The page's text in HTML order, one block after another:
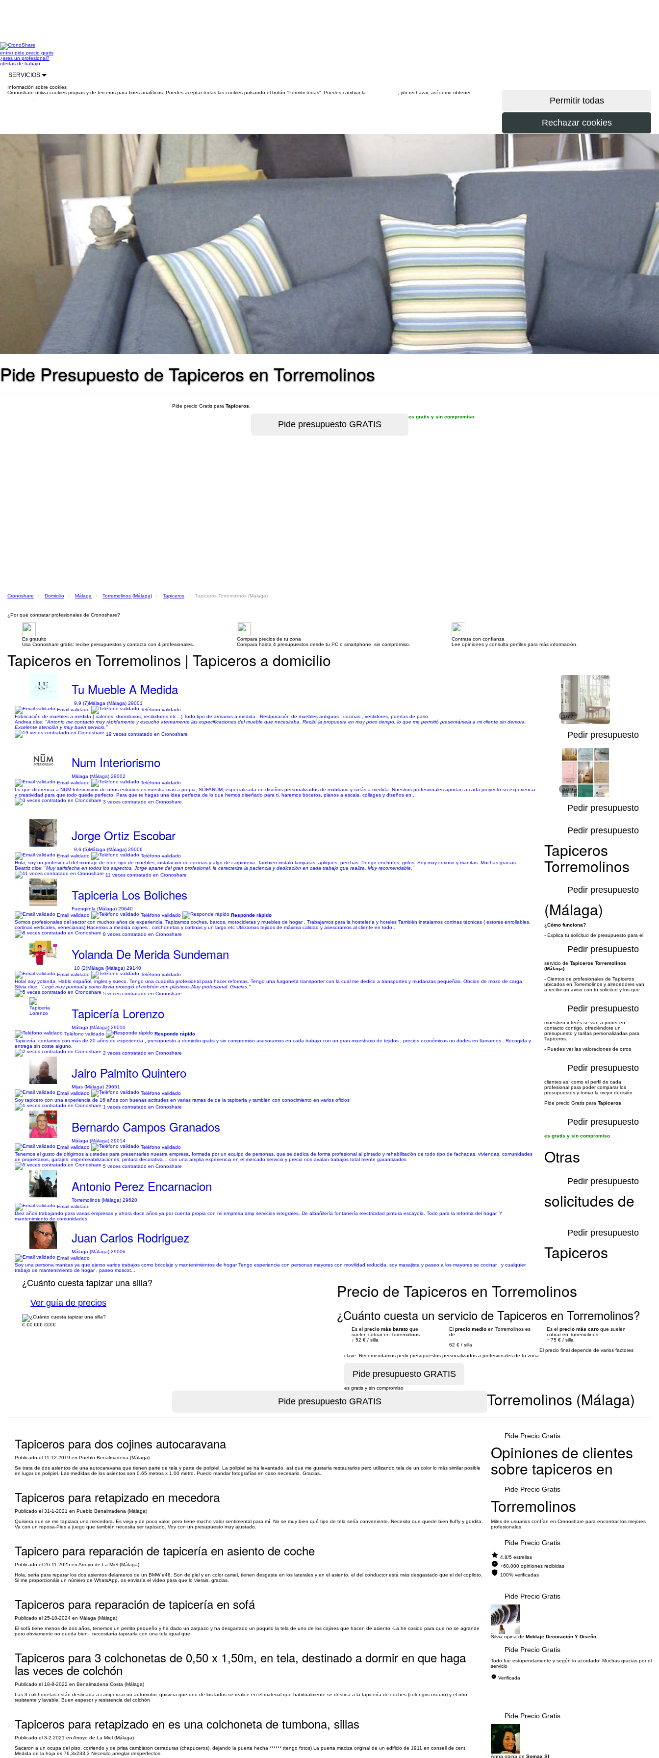
entrarpide precio gratis
¿eres un profesional?
ofertas de trabajo
SERVICIOS
Información sobre cookies
Cronoshare utiliza cookies propias y de terceros para fines analíticos. Puedes aceptar todas las cookies pulsando el botón “Permitir todas”. Puedes cambiar la
, y/o rechazar, así como obtener
Pide Presupuesto de Tapiceros en Torremolinos
Pide precio Gratis para Tapiceros
es gratis y sin compromiso
Cronoshare Domicilio Málaga Torremolinos (Málaga) Tapiceros Tapiceros Torremolinos (Málaga)
¿Por qué contratar profesionales de Cronoshare?
Es gratuito
Usa Cronoshare gratis: recibe presupuestos y contacta con 4 profesionales.
Compara precios de tu zona
Compara hasta 4 presupuestos desde tu PC o smartphone, sin compromiso.
Contrata con confianza
Lee opiniones y consulta perfiles para más información.
Tapiceros en Torremolinos | Tapiceros a domicilio
Tu Mueble A Medida
9,9 (7)Málaga (Málaga) 29001
Email validado
Teléfono validado
Fabricación de muebles a medida ( salones, dormitorios, recibidores etc...) Todo tipo de armarios a medida . Restauración de muebles antiguos , cocinas , vestidores, puertas de paso
Andrea dice: "Antonio me contactó muy rápidamente y escuchó atentamente las especificaciones del mueble que necesitaba. Recibí la propuesta en muy poco tiempo, lo que me permitió presentársela a mi cliente sin demora.
Excelente atención y muy buen servicio."
19 veces contratado en Cronoshare
1/72
Pedir presupuesto
Num Interiorismo
Málaga (Málaga) 29002
Email validado
Teléfono validado
Lo que diferencia a NUM Interiorismo de otros estudios es nuestra marca propia, SÓFANUM, especializada en diseños personalizados de mobiliario y sofás a medida. Nuestros profesionales aportan a cada proyecto su experiencia
y creatividad para que todo quede perfecto. Para que te hagas una idea perfecta de lo que hemos diseñado para ti, haremos bocetos, planos a escala, collages y diseños en...
3 veces contratado en Cronoshare
1/19
Pedir presupuesto
Jorge Ortiz Escobar
9,6 (5)Málaga (Málaga) 29006
Email validado
Teléfono validado
Hola, soy un profesional del montaje de todo tipo de muebles, instalacion de cocinas y algo de carpinteria. Tambien instalo lamparas, apliques, perchas. Pongo enchufes, grifos. Soy muy curioso y manitas. Muchas gracias.
Beatriz dice: "Muy satisfecha en todos los aspectos. Jorge aparte del gran profesional, le caracteriza la paciencia y dedicación en cada trabajo que realiza. Muy recomendable."
11 veces contratado en Cronoshare
Pedir presupuesto
Tapiceria Los Boliches
Fuengirola (Málaga) 29640
Email validado
Teléfono validado
Responde rápido
Somos profesionales del sector con muchos años de experiencia. Tapizamos coches, barcos, motocicletas y muebles de hogar . Trabajamos para la hostelería y hoteles También instalamos cortinas técnicas ( estores enrollables,
cortinas verticales, venecianas) Hacemos a medida cojines , colchonetas y cortinas y un largo etc Utilizamos tejidos de máxima calidad y asesoramos al cliente en todo...
8 veces contratado en Cronoshare
Pedir presupuesto
Yolanda De Merida Sundeman
10 (2)Málaga (Málaga) 29140
Email validado
Teléfono validado
Hola! soy yolanda. Hablo español, ingles y sueco. Tengo una cuadrilla profesional para hacer reformas. Tengo una furgoneta transporter con la cual me dedico a transportes y mudanzas pequeñas. Obcion de mozo de carga.
Silvia dice: "Legó muy puntual y como llovía protegió el colchón con plásticos.Muy profesional. Gracias."
5 veces contratado en Cronoshare
Pedir presupuesto
Tapicería Lorenzo
Málaga (Málaga) 29010
Teléfono validado
Responde rápido
Tapicería, contamos con más de 20 años de experiencia , presupuesto a domicilio gratis y sin compromiso asesoramos en cada trabajo con un gran muestrario de tejidos , precios económicos no dudes en llamarnos . Recogida y
entrega sin coste alguno.
2 veces contratado en Cronoshare
Pedir presupuesto
Jairo Palmito Quintero
Mijas (Málaga) 29651
Email validado
Teléfono validado
Soy tapicero con una experiencia de 16 años con buenas actitudes en varias ramas de de la tapicería y también con conocimiento en varios oficios
1 veces contratado en Cronoshare
Pedir presupuesto
Bernardo Campos Granados
Málaga (Málaga) 29014
Email validado
Teléfono validado
Tenemos el gusto de dirigirnos a ustedes para presentarles nuestra empresa, formada por un equipo de personas, que se dedica de forma profesional al pintado y rehabilitación de todo tipo de fachadas, viviendas, comunidades
de propietarios, garajes, impermeabilizaciones, pintura decorativa… con una amplia experiencia en el mercado servicio y precio nos avalan trabajos total mente garantizados
5 veces contratado en Cronoshare
Pedir presupuesto
Antonio Perez Encarnacion
Torremolinos (Málaga) 29620
Email validado
Diez años trabajando para varias empresas y ahora doce años ya por cuenta propia con mi empresa amp servicios integrales. De albañilería fontanería electricidad pintura escayola. Todo para la reforma del hogar. Y
mantenimiento de comunidades
Pedir presupuesto
Juan Carlos Rodriguez
Málaga (Málaga) 29006
Email validado
Soy una persona manitas ya que ejerso varios trabajos como bricolaje y mantenimientos de hogar Tengo esperiencia con personas mayores con movilidad reducida, soy masajista y paseo a los mayores se cocinar , y cualquier
trabajo de mantenimiento de hogar , paseo moscot...
Pedir presupuesto
¿Cuánto cuesta tapizar una silla?
Ver guía de precios
€ €€ €€€ €€€€
Precio de Tapiceros en Torremolinos
¿Cuánto cuesta un servicio de Tapiceros en Torremolinos?
Es el precio más barato que
suelen cobrar en Torremolinos
↓ 52 € / silla
El precio medio en Torremolinos es
de
62 € / silla
Es el precio más caro que suelen
cobrar en Torremolinos
↑ 75 € / silla
El precio final depende de varios factores
clave. Recomendamos pedir presupuestos personalizados a profesionales de tu zona.
es gratis y sin compromiso
Tapiceros
Torremolinos
(Málaga)
¿Cómo funciona?
- Explica tu solicitud de presupuesto para el
servicio de Tapiceros Torremolinos
(Málaga)
- Cientos de profesionales de Tapiceros
ubicados en Torremolinos y alrededores van
a recibir un aviso con tu solicitud y los que
muestren interés se van a poner en
contacto contigo, ofreciéndote un
presupuesto y tarifas personalizadas para
Tapiceros.
- Puedes ver las valoraciones de otros
clientes así como el perfil de cada
profesional para poder comparar los
presupuestos y tomar la mejor decisión.
Pide precio Gratis para Tapiceros
es gratis y sin compromiso
Otras
solicitudes de
Tapiceros
Torremolinos (Málaga)
Tapiceros para dos cojines autocaravana
Publicado el 11-12-2019 en Pueblo Benalmadena (Málaga)
Se trata de dos asientos de una autocaravana que tienen parte de tela y parte de polipiel. La polipiel se ha levantado, así que me gustaría restaurarlos pero utilizando tela de un color lo más similar posible
en lugar de polipiel. Las medidas de los asientos son 0.65 metros x 1,00 metro. Puedo mandar fotografías en caso necesario. Gracias.
Pide Precio Gratis
Tapiceros para retapizado en mecedora
Publicado el 31-1-2021 en Pueblo Benalmadena (Málaga)
Quisiera que se me tapizara una mecedora. Es vieja y de poco valor, pero tiene mucho valor sentimental para mí. No se muy bien qué tipo de tela sería conveniente. Necesito que quede bien fluffy y gordita.
Va con un reposa-Pies a juego que también necesita ser tapizado. Voy con un presupuesto muy ajustado.
Pide Precio Gratis
Tapicero para reparación de tapicería en asiento de coche
Publicado el 26-11-2025 en Arroyo de La Miel (Málaga)
Hola, sería para reparar los dos asientos delanteros de un BMW e46. Son de piel y en color camel, tienen desgaste en los laterales y en el asiento, el del conductor está más desgastado que el del copiloto.
Si me proporcionáis un número de WhatsApp, os enviaría el vídeo para que lo vierais, gracias.
Pide Precio Gratis
Tapiceros para reparación de tapicería en sofá
Publicado el 25-10-2024 en Málaga (Málaga)
El sofá tiene menos de dos años, tenemos un perrito pequeño y ha dado un zarpazo y ha desgarrado un poquito la tela de uno de los cojines que hacen de asiento -La he cosido para que no se agrande
pero obviamente no queda bien-, necesitaría tapizarla con una tela igual que
Pide Precio Gratis
Tapiceros para 3 colchonetas de 0,50 x 1,50m, en tela, destinado a dormir en que haga
las veces de colchón
Publicado el 18-8-2022 en Benalmadena Costa (Málaga)
Las 3 colchonetas están destinada a camperizar un automotor, quisiera que uno de los lados se realice en el material que habitualmente se destina a la tapicería de coches (color gris oscuro) y el otro
resistente y lavable. Buen espesor y resistencia del colchón
Pide Precio Gratis
Tapiceros para retapizado en es una colchoneta de tumbona, sillas
Publicado el 3-2-2021 en Arroyo de La Miel (Málaga)
Sacaron a un ocupa del piso, corriendo y de prisa cambiaron cerraduras (chapuceros), dejando la puerta hecha ****** (tengo fotos) La puerta maciza original de un edificio de 1911 en consell de cent.
Medida de la hoja es 76,3x233,3 Necesito arreglar desperfectos.
Pide Precio Gratis
Opiniones de clientes
sobre tapiceros en
Torremolinos
Miles de usuarios confían en Cronoshare para encontrar los mejores
profesionales
4.8/5 estrellas
+60.000 opiniones recibidas
100% verificadas
Silvia opina de Moblaje Decoración Y Diseño:
Todo fue estupendamente y según lo acordado! Muchas gracias por el
servicio
Verificada
Anna opina de Somax Sl: